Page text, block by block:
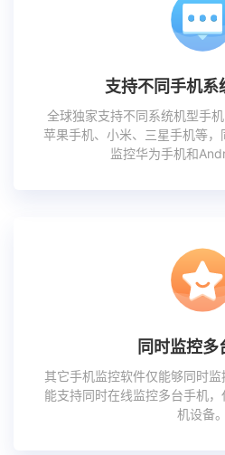
支持不同手机系
全球独家支持不同系统机型手
苹果手机、小米、三星手机等
监控华为手机和
同时监控多
其它手机监控软件仅能够同时
能支持同时在线监控多台手机
机设备。